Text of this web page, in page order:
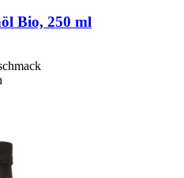
Bio, 250 ml